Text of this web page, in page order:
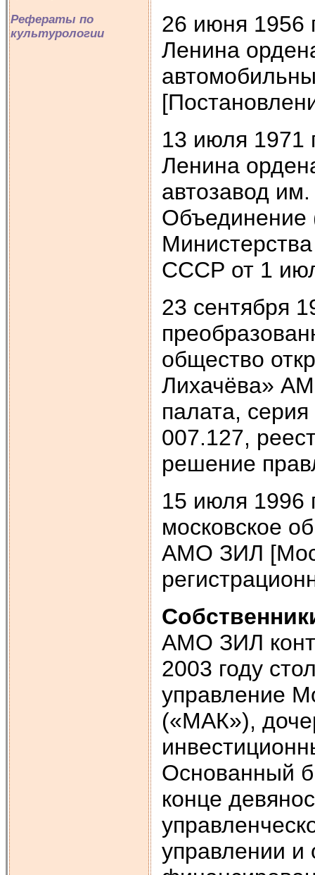
Рефераты по
культурологии
26 июня 1956
Ленина
13 июля 1971
Ленина
автозавод
Объединение
СССР от 1
23 сентября
общество
Лихачёва»
палата,
007.127,
решение
15 июля 1996
московское
АМО ЗИЛ
АМО ЗИЛ
2003 году
управление
(«МАК»),
Основанный
конце
управлении и